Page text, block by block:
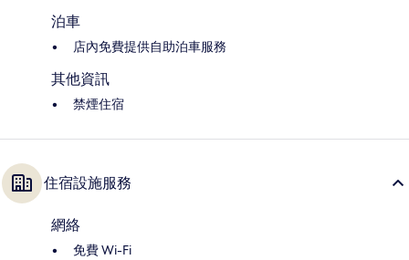
泊車
店內免費提供自助泊車服務
其他資訊
禁煙住宿
住宿設施服務
網絡
免費 Wi-Fi